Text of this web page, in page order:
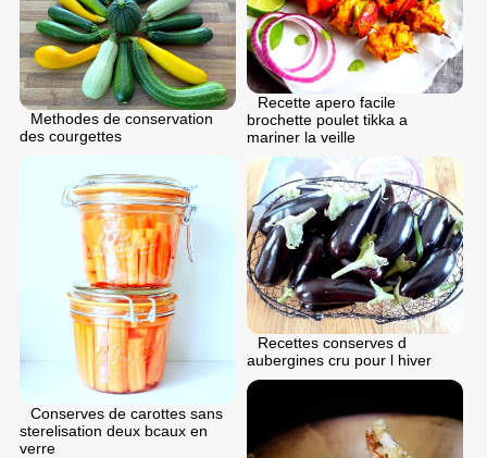
Recette apero facile
brochette poulet tikka a
mariner la veille
Methodes de conservation
des courgettes
Conserves de carottes sans
sterelisation deux bcaux en
verre
Recettes conserves d
aubergines cru pour l hiver